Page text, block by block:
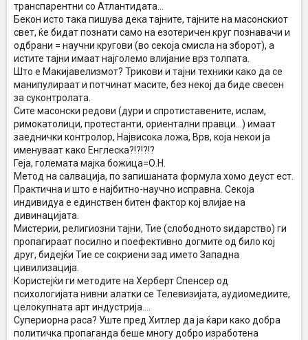
транспарентни со Атлантидата...
Бекон исто така пишува дека тајните, тајните на масонскиот
свет, ќе бидат познати само на езотеричен круг познавачи и
одбрани = научни кругови (во секоја смисла на зборот), а
истите тајни имаат најголемо влијание врз толпата.
Што е Макијавелизмот? Трикови и тајни техники како да се
манипулираат и потчинат масите, без некој да биде свесен
за суконтролата.
Сите масонски редови (дури и спротиставените, ислам,
римокатолици, протестанти, ориентални правци...) имаат
заеднички контролор, Највисока ложа, Врв, која некои ја
именуваат како Енглеска?!?!?!?
Геја, големата мајка божица=О.Н.
Метод на салвација, по запишаната формула хомо деуст ест.
Практична и што е најбитно-научно исправна. Секоја
индивидуа е единствен битен фактор кој влијае на
дивинацијата.
Мистерии, религиозни тајни, Тие (слободното ѕидарство) ги
пропагираат посилно и поефективно догмите од било кој
друг, бидејќи Тие се сокриени зад името Западна
цивилизација.
Користејќи ги методите на Херберт Спенсер од
психологијата нивни алатки се Телевизијата, аудиомедиите,
целокупната арт индустрија....
Супериорна раса? Уште пред Хитлер да ја ќари како добра
политичка пропаганда беше многу добро изработена